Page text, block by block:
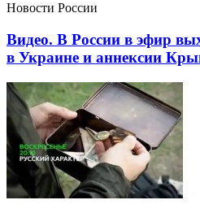
Новости России
Видео. В России в эфир
в Украине и аннексии